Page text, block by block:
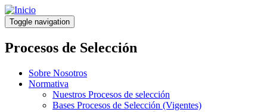
Pasar
al
contenido
principal
Toggle navigation
Procesos de Selección
Sobre Nosotros
Normativa
Nuestros Procesos de selección
Bases Procesos de Selección (Vigentes)